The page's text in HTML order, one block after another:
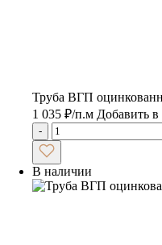
Труба ВГП
1 035 ₽/п.м Добавить в
-
В наличии